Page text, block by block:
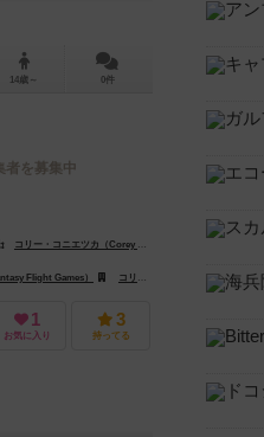
ガラクタ（Galakta）
14歳～ 0件
者を募集中
コリー・コニエツカ（Corey Konieczka）
Flight Games）
コリア・ボードゲームズ（Korea Boardgames）
1
お気に入り
3
持ってる